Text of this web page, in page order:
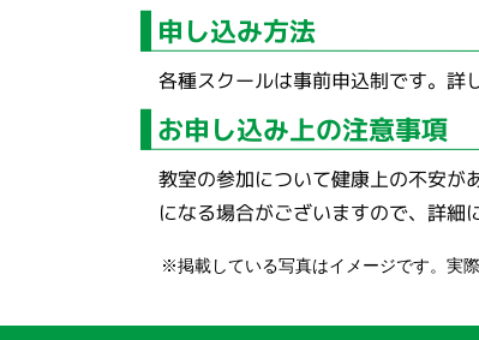
申し込み方法
各種スクールは事前申込制です。詳
お申し込み上の注意事項
教室の参加について健康上の不安が
になる場合がございますので、詳細
※掲載している写真はイメージです。実